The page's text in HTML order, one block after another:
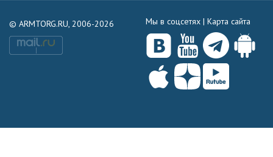
© ARMTORG.RU, 2006-2026 Мы в соцсетях | Карта сайта